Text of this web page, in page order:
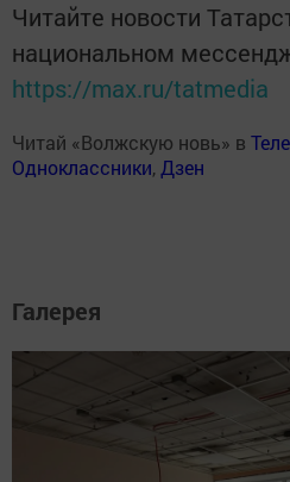
Читайте новости
национальном
https://max.ru/tatmedia
Читай «Волжскую новь» в
Одноклассники, Дзен
Галерея